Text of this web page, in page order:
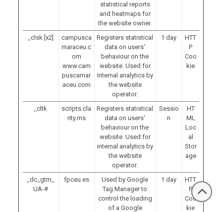
statistical reports
and heatmaps for
the website owner.
_clsk [x2]
campusca
maraceu.c
om
www.cam
puscamar
aceu.com
Registers statistical
data on users'
behaviour on the
website. Used for
internal analytics by
the website
operator.
1 day
HTT
P
Coo
kie
_cltk
scripts.cla
rity.ms
Registers statistical
data on users'
behaviour on the
website. Used for
internal analytics by
the website
operator.
Sessio
n
HT
ML
Loc
al
Stor
age
_dc_gtm_
UA-#
fpceu.es
Used by Google
Tag Manager to
control the loading
of a Google
1 day
HTT
P
Coo
kie